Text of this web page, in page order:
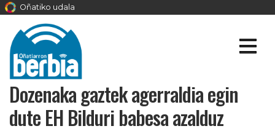
Oñatiko udala
Dozenaka gaztek agerraldia egin
dute EH Bilduri babesa azalduz